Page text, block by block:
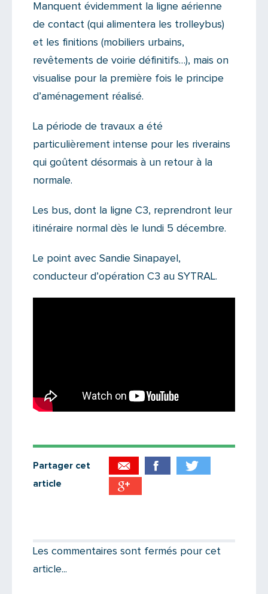
Manquent évidemment la ligne aérienne
de contact (qui alimentera les trolleybus)
et les finitions (mobiliers urbains,
revêtements de voirie définitifs…), mais on
visualise pour la première fois le principe
d’aménagement réalisé.
La période de travaux a été
particulièrement intense pour les riverains
qui goûtent désormais à un retour à la
normale.
Les bus, dont la ligne C3, reprendront leur
itinéraire normal dès le lundi 5 décembre.
Le point avec Sandie Sinapayel,
conducteur d’opération C3 au SYTRAL.
Partager cet
article
Les commentaires sont fermés pour cet
article...